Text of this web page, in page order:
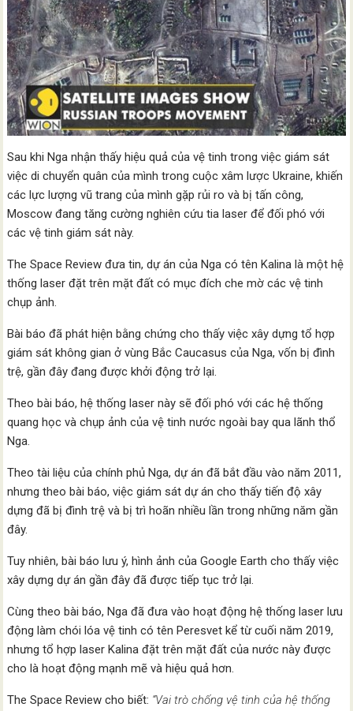
Sau khi Nga nhận thấy hiệu quả của vệ tinh trong việc giám sát
việc di chuyển quân của mình trong cuộc xâm lược Ukraine, khiến
các lực lượng vũ trang của mình gặp rủi ro và bị tấn công,
Moscow đang tăng cường nghiên cứu tia laser để đối phó với
các vệ tinh giám sát này.
The Space Review đưa tin, dự án của Nga có tên Kalina là một hệ
thống laser đặt trên mặt đất có mục đích che mờ các vệ tinh
chụp ảnh.
Bài báo đã phát hiện bằng chứng cho thấy việc xây dựng tổ hợp
giám sát không gian ở vùng Bắc Caucasus của Nga, vốn bị đình
trệ, gần đây đang được khởi động trở lại.
Theo bài báo, hệ thống laser này sẽ đối phó với các hệ thống
quang học và chụp ảnh của vệ tinh nước ngoài bay qua lãnh thổ
Nga.
Theo tài liệu của chính phủ Nga, dự án đã bắt đầu vào năm 2011,
nhưng theo bài báo, việc giám sát dự án cho thấy tiến độ xây
dựng đã bị đình trệ và bị trì hoãn nhiều lần trong những năm gần
đây.
Tuy nhiên, bài báo lưu ý, hình ảnh của Google Earth cho thấy việc
xây dựng dự án gần đây đã được tiếp tục trở lại.
Cùng theo bài báo, Nga đã đưa vào hoạt động hệ thống laser lưu
động làm chói lóa vệ tinh có tên Peresvet kể từ cuối năm 2019,
nhưng tổ hợp laser Kalina đặt trên mặt đất của nước này được
cho là hoạt động mạnh mẽ và hiệu quả hơn.
The Space Review cho biết: “Vai trò chống vệ tinh của hệ thống